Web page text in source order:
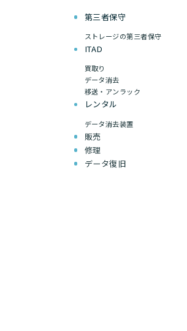
第三者保守
ストレージの第三者保守
ITAD
買取り
データ消去
移送・アンラック
レンタル
データ消去装置
販売
修理
データ復旧